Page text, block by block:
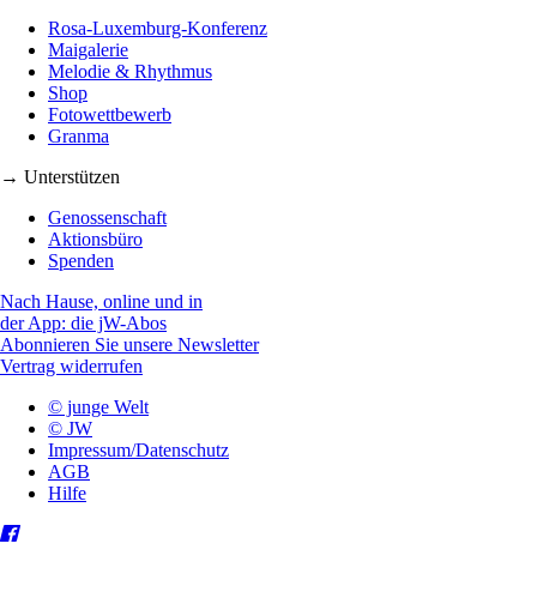
Rosa-Luxemburg-Konferenz
Maigalerie
Melodie & Rhythmus
Shop
Fotowettbewerb
Granma
→ Unterstützen
Genossenschaft
Aktionsbüro
Spenden
Nach Hause, online und in
der App: die jW-Abos
Abonnieren Sie unsere Newsletter
Vertrag widerrufen
© junge Welt
© JW
Impressum/Datenschutz
AGB
Hilfe